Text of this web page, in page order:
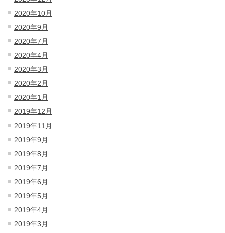
2020年10月
2020年9月
2020年7月
2020年4月
2020年3月
2020年2月
2020年1月
2019年12月
2019年11月
2019年9月
2019年8月
2019年7月
2019年6月
2019年5月
2019年4月
2019年3月